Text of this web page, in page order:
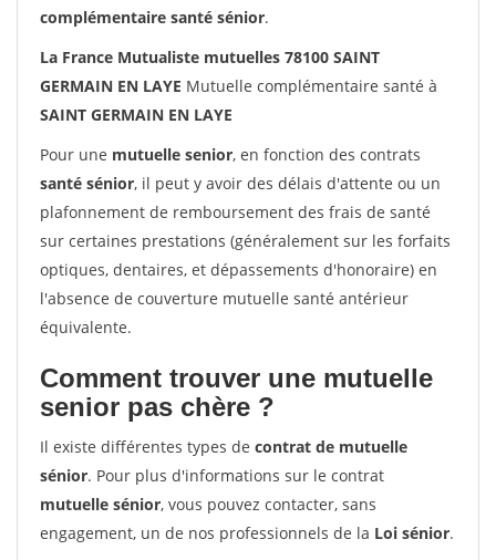
complémentaire santé sénior.
La France Mutualiste mutuelles 78100 SAINT
GERMAIN EN LAYE Mutuelle complémentaire santé à
SAINT GERMAIN EN LAYE
Pour une mutuelle senior, en fonction des contrats
santé sénior, il peut y avoir des délais d'attente ou un
plafonnement de remboursement des frais de santé
sur certaines prestations (généralement sur les forfaits
optiques, dentaires, et dépassements d'honoraire) en
l'absence de couverture mutuelle santé antérieur
équivalente.
Comment trouver une mutuelle
senior pas chère ?
Il existe différentes types de contrat de mutuelle
sénior. Pour plus d'informations sur le contrat
mutuelle sénior, vous pouvez contacter, sans
engagement, un de nos professionnels de la Loi sénior.